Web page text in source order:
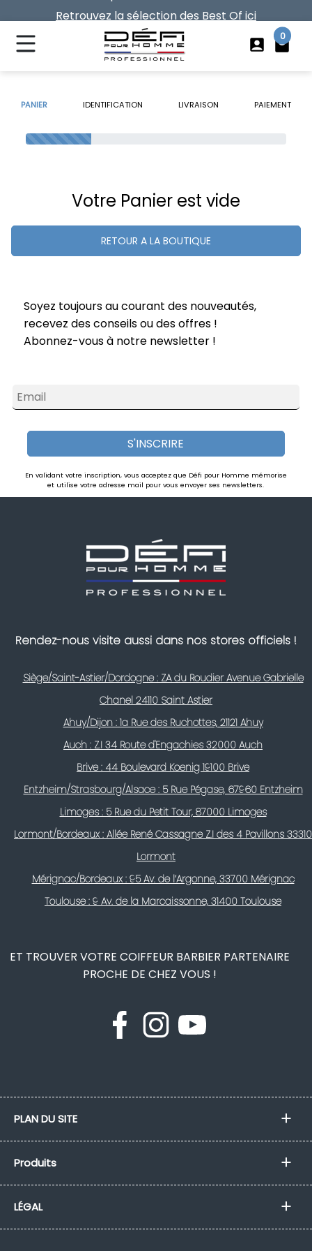
Retrouvez la sélection des Best Of ici
Vos frais de port offerts dès 40€ d'achat
account_box local_mall
0
PANIER IDENTIFICATION LIVRAISON PAIEMENT
Votre Panier est vide
RETOUR A LA BOUTIQUE
Soyez toujours au courant des nouveautés,
recevez des conseils ou des offres !
Abonnez-vous à notre newsletter !
Email
S'INSCRIRE
En validant votre inscription, vous acceptez que Défi pour Homme mémorise
et utilise votre adresse mail pour vous envoyer ses newsletters.
Rendez-nous visite aussi dans nos stores officiels !
Siège/Saint-Astier/Dordogne : ZA du Roudier Avenue Gabrielle
Chanel 24110 Saint Astier
Ahuy/Dijon : 1a Rue des Ruchottes, 21121 Ahuy
Auch : Z.I 34 Route d'Engachies 32000 Auch
Brive : 44 Boulevard Koenig 19100 Brive
Entzheim/Strasbourg/Alsace : 5 Rue Pégase, 67960 Entzheim
Limoges : 5 Rue du Petit Tour, 87000 Limoges
Lormont/Bordeaux : Allée René Cassagne Z.I des 4 Pavillons 33310
Lormont
Mérignac/Bordeaux : 95 Av. de l’Argonne, 33700 Mérignac
Toulouse : 9 Av. de la Marcaissonne, 31400 Toulouse
ET TROUVER VOTRE COIFFEUR BARBIER PARTENAIRE
PROCHE DE CHEZ VOUS !
PLAN DU SITE
Produits
LÉGAL